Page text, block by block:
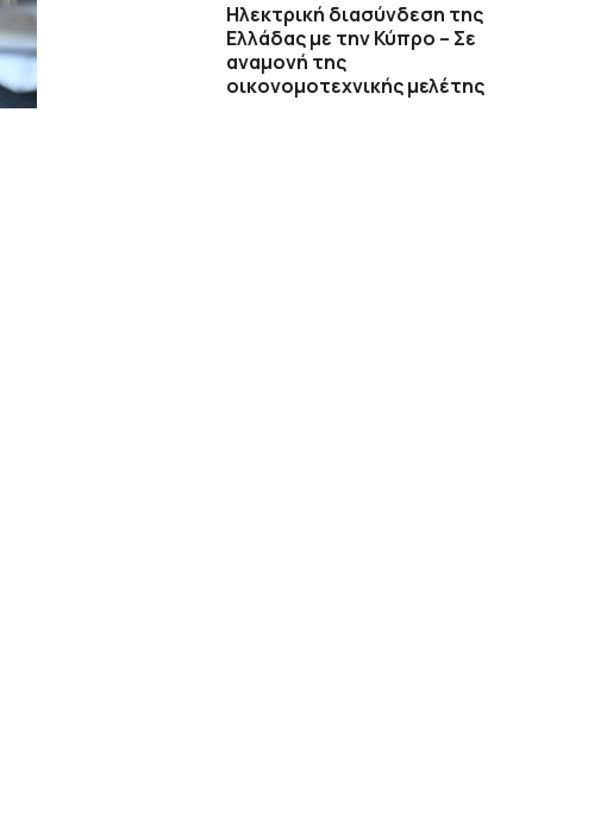
Ηλεκτρική διασύνδεση της
Ελλάδας με την Κύπρο – Σε
αναμονή της
οικονομοτεχνικής μελέτης